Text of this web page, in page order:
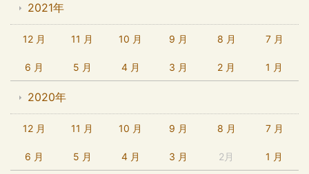
2021年
12 月 11 月 10 月 9 月 8 月 7 月
6 月 5 月 4 月 3 月 2 月 1 月
2020年
12 月 11 月 10 月 9 月 8 月 7 月
6 月 5 月 4 月 3 月 2月 1 月